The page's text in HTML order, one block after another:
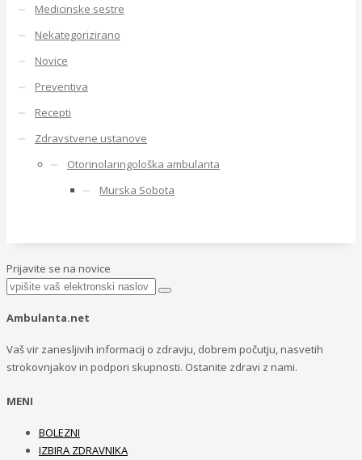
Medicinske sestre
Nekategorizirano
Novice
Preventiva
Recepti
Zdravstvene ustanove
Otorinolaringološka ambulanta
Murska Sobota
Prijavite se na novice
Ambulanta.net
Vaš vir zanesljivih informacij o zdravju, dobrem počutju, nasvetih
strokovnjakov in podpori skupnosti. Ostanite zdravi z nami.
MENI
BOLEZNI
IZBIRA ZDRAVNIKA